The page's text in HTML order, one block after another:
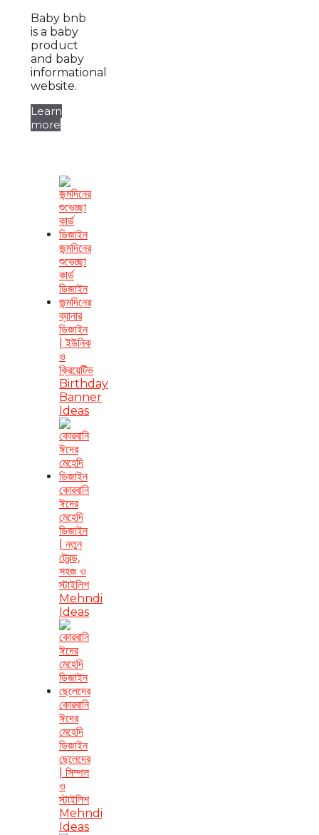
Baby bnb
is a baby
product
and baby
informational
website.
Learn
more
জন্মদিনের
শুভেচ্ছা
কার্ড
ডিজাইন
জন্মদিনের
ব্যানার
ডিজাইন
| ইউনিক
ও
ক্রিয়েটিভ
Birthday
Banner
Ideas
কোরবানি
ঈদের
মেহেদি
ডিজাইন
| নতুন
ট্রেন্ড,
সহজ ও
স্টাইলিশ
Mehndi
Ideas
কোরবানি
ঈদের
মেহেদি
ডিজাইন
ছেলেদের
| সিম্পল
ও
স্টাইলিশ
Mehndi
Ideas